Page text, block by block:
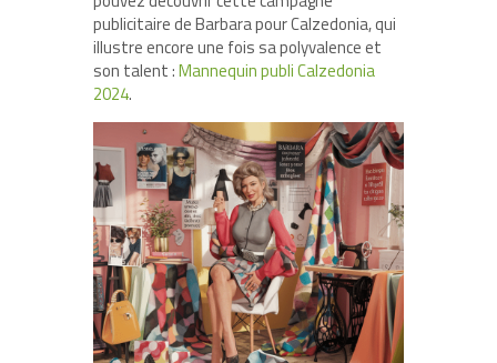
publicitaire de Barbara pour Calzedonia, qui
illustre encore une fois sa polyvalence et
son talent :Mannequin publi Calzedonia
2024.